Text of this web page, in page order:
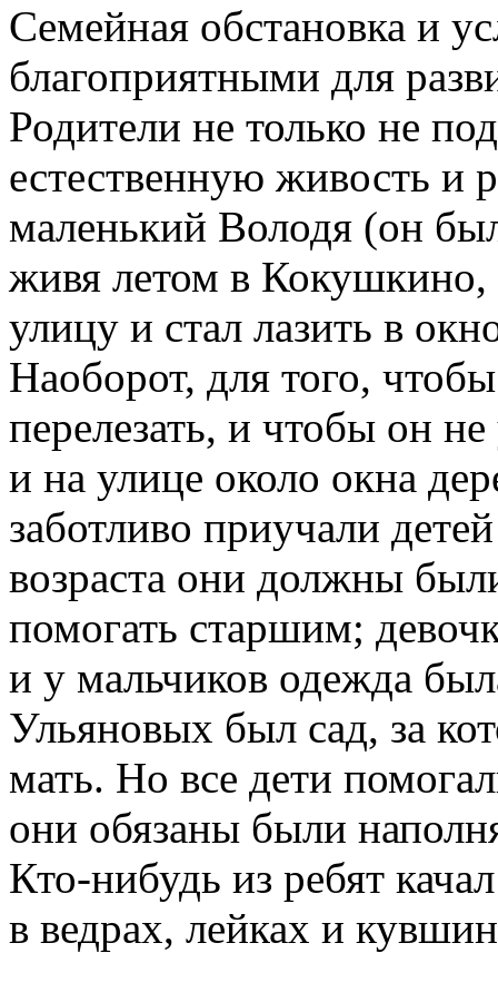
Семейная обстановка и
благоприятными для
Родители не только не
естественную живость и
маленький Володя (он
живя летом в Кокушкино,
улицу и стал лазить в
Наоборот, для того,
перелезать, и чтобы он
и на улице около окна
заботливо приучали
возраста они должны
помогать старшим;
и у мальчиков одежда
Ульяновых был сад, за
мать. Но все дети
они обязаны были
Кто-нибудь из ребят
в ведрах, лейках и